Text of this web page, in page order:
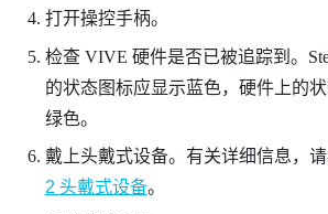
打开操控手柄。
检查 VIVE 硬件是否已被追踪到。
的状态图标应显示蓝色，硬件上的
绿色。
戴上头戴式设备。有关详细信息，
2 头戴式设备。